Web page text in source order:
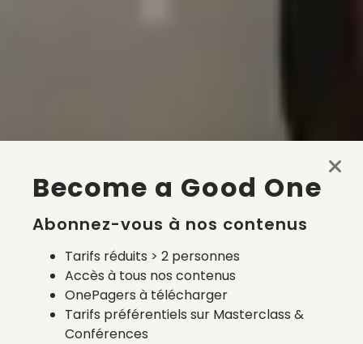
Become a Good One
Abonnez-vous à nos contenus
Tarifs réduits > 2 personnes
Accès à tous nos contenus
OnePagers à télécharger
Tarifs préférentiels sur Masterclass &
Conférences